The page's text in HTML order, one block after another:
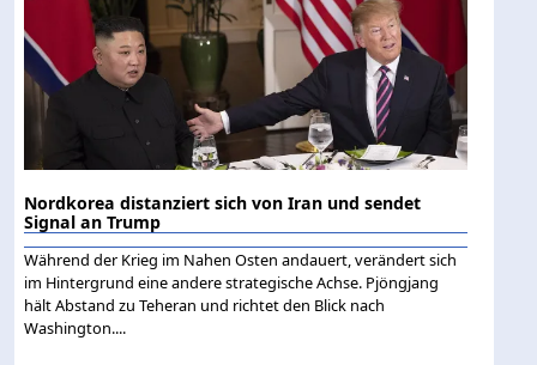
Nordkorea distanziert sich von Iran und sendet
Signal an Trump
Während der Krieg im Nahen Osten andauert, verändert sich
im Hintergrund eine andere strategische Achse. Pjöngjang
hält Abstand zu Teheran und richtet den Blick nach
Washington....